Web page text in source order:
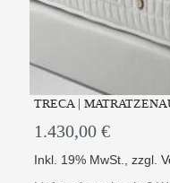
TRECA |
1.430,00 €
Inkl. 19% MwSt. ,zzgl.